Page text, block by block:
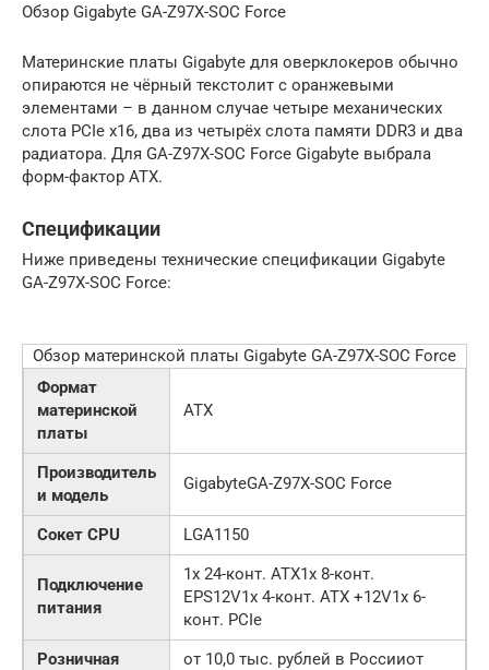
Обзор Gigabyte GA-Z97X-SOC Force
Материнские платы Gigabyte для оверклокеров обычно
опираются не чёрный текстолит с оранжевыми
элементами – в данном случае четыре механических
слота PCIe x16, два из четырёх слота памяти DDR3 и два
радиатора. Для GA-Z97X-SOC Force Gigabyte выбрала
форм-фактор ATX.
Спецификации
Ниже приведены технические спецификации Gigabyte
GA-Z97X-SOC Force:
Обзор материнской платы Gigabyte GA-Z97X-SOC Force
Формат
материнской
платы
ATX
Производитель
и модель
GigabyteGA-Z97X-SOC Force
Сокет CPU LGA1150
Подключение
питания
1x 24-конт. ATX1x 8-конт.
EPS12V1x 4-конт. ATX +12V1x 6-
конт. PCIe
Розничная
от 10,0 тыс. рублей в Россииот